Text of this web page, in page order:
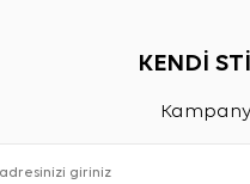
KENDİ